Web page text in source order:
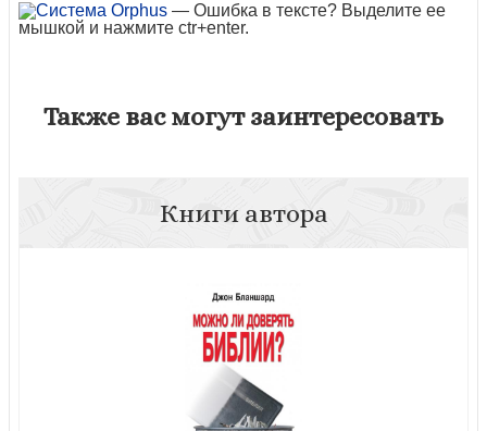
— Ошибка в тексте? Выделите ее
мышкой и нажмите ctr+enter.
Также вас могут заинтересовать
Книги автора